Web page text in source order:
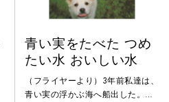
青い実をたべた つめ
たい水 おいしい水
（フライヤーより）3年前私達は、
青い実の浮かぶ海へ船出した。歳